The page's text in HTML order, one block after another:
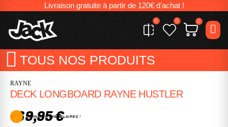
Livraison gratuite à partir de 120€ d'achat !
0 0 0
TOUS NOS PRODUITS
RAYNE
DECK LONGBOARD RAYNE HUSTLER
169,95 €
DERNIERS EXEMPLAIRES !